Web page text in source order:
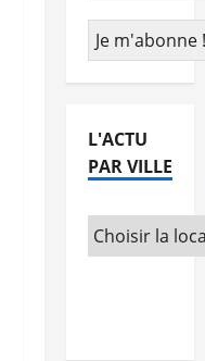
L'ACTU
PAR VILLE